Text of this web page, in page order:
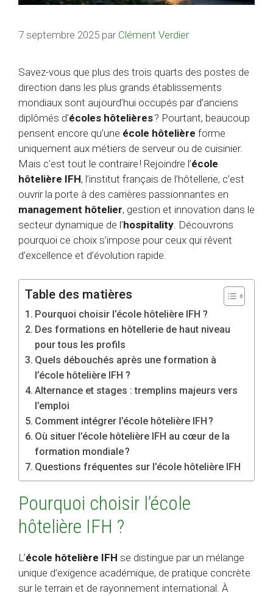
7 septembre 2025 par Clément Verdier
Savez-vous que plus des trois quarts des postes de
direction dans les plus grands établissements
mondiaux sont aujourd’hui occupés par d’anciens
diplômés d’écoles hôtelières? Pourtant, beaucoup
pensent encore qu’une école hôtelière forme
uniquement aux métiers de serveur ou de cuisinier.
Mais c’est tout le contraire ! Rejoindre l’école
hôtelière IFH, l’institut français de l’hôtellerie, c’est
ouvrir la porte à des carrières passionnantes en
management hôtelier, gestion et innovation dans le
secteur dynamique de l’hospitality. Découvrons
pourquoi ce choix s’impose pour ceux qui rêvent
d’excellence et d’évolution rapide.
Table des matières
Pourquoi choisir l’école hôtelière IFH ?
Des formations en hôtellerie de haut niveau
pour tous les profils
Quels débouchés après une formation à
l’école hôtelière IFH ?
Alternance et stages : tremplins majeurs vers
l’emploi
Comment intégrer l’école hôtelière IFH ?
Où situer l’école hôtelière IFH au cœur de la
formation mondiale ?
Questions fréquentes sur l’école hôtelière IFH
Pourquoi choisir l’école
hôtelière IFH ?
L’école hôtelière IFH se distingue par un mélange
unique d’exigence académique, de pratique concrète
sur le terrain et de rayonnement international. À